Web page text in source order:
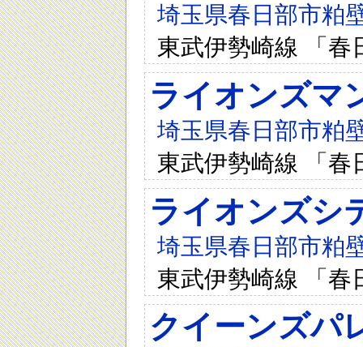
埼玉県春日部市粕
東武伊勢崎線 「春
ライオンズマ
埼玉県春日部市粕
東武伊勢崎線 「春
ライオンズシ
埼玉県春日部市粕
東武伊勢崎線 「春
クイーンズパ